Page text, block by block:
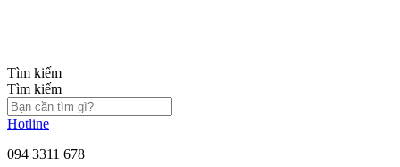
Tìm kiếm
Tìm kiếm
Hotline
094 3311 678